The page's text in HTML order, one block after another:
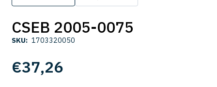
CSEB 2005-0075
SKU: 1703320050
€37,26